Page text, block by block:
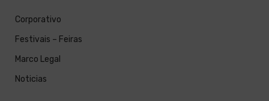
Corporativo
Festivais – Feiras
Marco Legal
Noticias